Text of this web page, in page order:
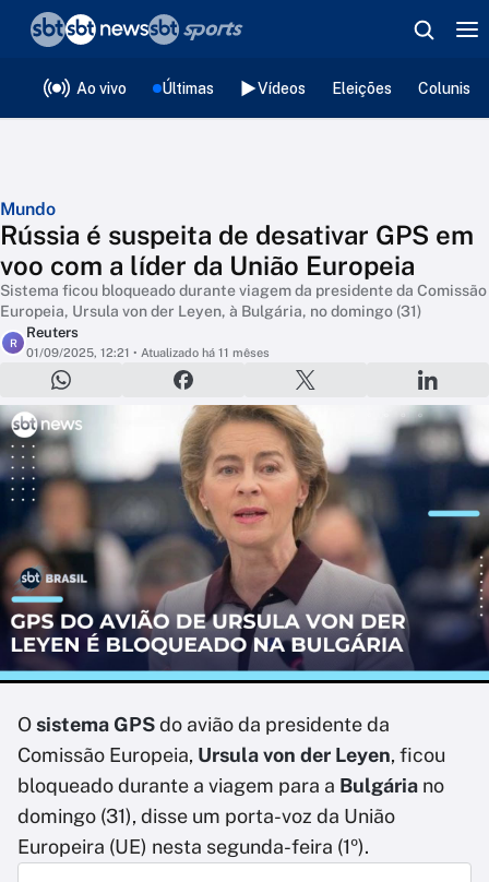
Ao vivo Últimas Vídeos Eleições
Mundo
Rússia é suspeita de desativar GPS em
voo com a líder da União Europeia
Sistema ficou bloqueado durante viagem da presidente da Comissão
Europeia, Ursula von der Leyen, à Bulgária, no domingo (31)
R
Reuters
01/09/2025, 12:21 • Atualizado há 11 mêses
Osistema GPSdo avião da presidente da
Comissão Europeia, Ursula von der Leyen, ficou
bloqueado durante a viagem para a Bulgária no
domingo (31), disse um porta-voz da União
Europeira (UE) nesta segunda-feira (1º).
❮voltar
Editorias